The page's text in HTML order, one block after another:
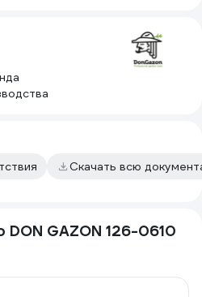
Скачать всю
GAZON 126-0610